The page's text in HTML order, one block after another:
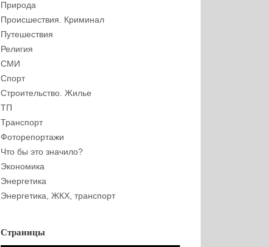
Природа
Происшествия. Криминал
Путешествия
Религия
СМИ
Спорт
Строительство. Жилье
ТП
Транспорт
Фоторепортажи
Что бы это значило?
Экономика
Энергетика
Энергетика, ЖКХ, транспорт
Страницы